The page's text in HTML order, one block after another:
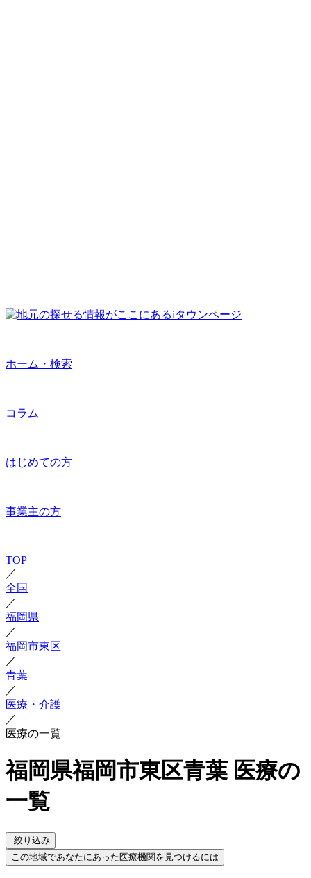
ホーム・検索
コラム
はじめての方
事業主の方
TOP
／
全国
／
福岡県
／
福岡市東区
／
青葉
／
医療・介護
／
医療の一覧
福岡県福岡市東区青葉 医療の
一覧
絞り込み
この地域であなたにあった医療機関を見つけるには